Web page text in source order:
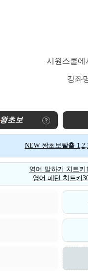
시원스쿨에
강좌
왕초보
NEW 왕초보탈출
영어 말하기 치트키
영어 패턴 치트키